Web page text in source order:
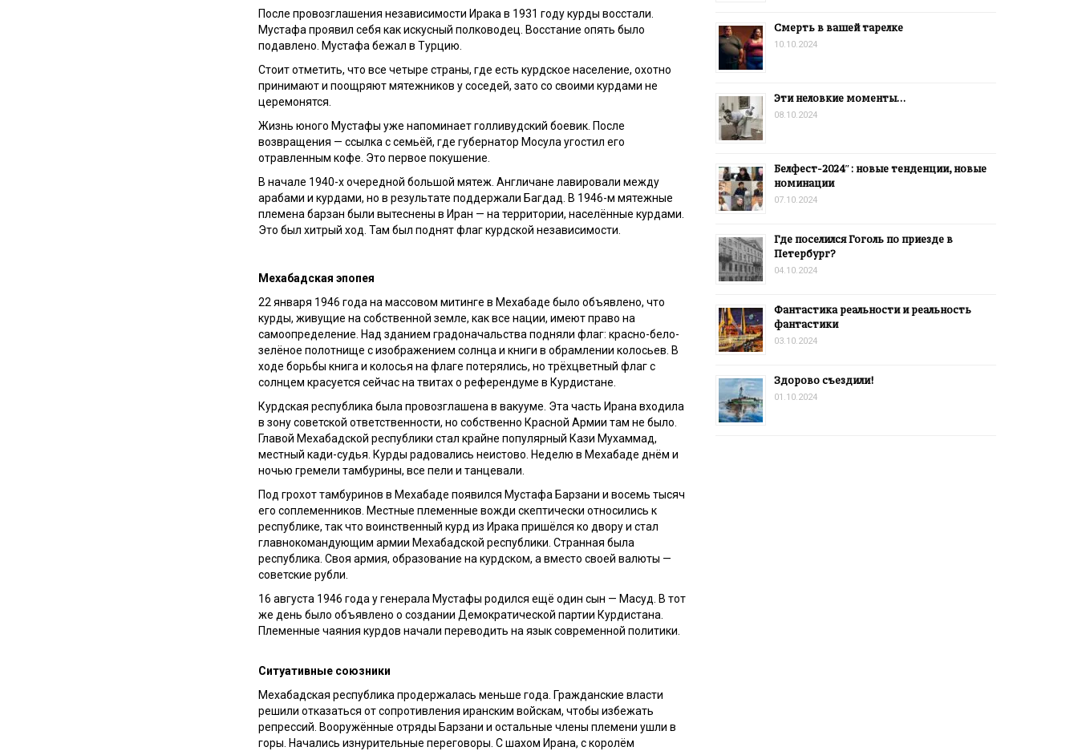
После провозглашения независимости Ирака в 1931 году курды восстали.
Мустафа проявил себя как искусный полководец. Восстание опять было
подавлено. Мустафа бежал в Турцию.
Стоит отметить, что все четыре страны, где есть курдское население, охотно
принимают и поощряют мятежников у соседей, зато со своими курдами не
церемонятся.
Жизнь юного Мустафы уже напоминает голливудский боевик. После
возвращения — ссылка с семьёй, где губернатор Мосула угостил его
отравленным кофе. Это первое покушение.
В начале 1940-х очередной большой мятеж. Англичане лавировали между
арабами и курдами, но в результате поддержали Багдад. В 1946-м мятежные
племена барзан были вытеснены в Иран — на территории, населённые курдами.
Это был хитрый ход. Там был поднят флаг курдской независимости.
Мехабадская эпопея
22 января 1946 года на массовом митинге в Мехабаде было объявлено, что
курды, живущие на собственной земле, как все нации, имеют право на
самоопределение. Над зданием градоначальства подняли флаг: красно-бело-
зелёное полотнище с изображением солнца и книги в обрамлении колосьев. В
ходе борьбы книга и колосья на флаге потерялись, но трёхцветный флаг с
солнцем красуется сейчас на твитах о референдуме в Курдистане.
Курдская республика была провозглашена в вакууме. Эта часть Ирана входила
в зону советской ответственности, но собственно Красной Армии там не было.
Главой Мехабадской республики стал крайне популярный Кази Мухаммад,
местный кади-судья. Курды радовались неистово. Неделю в Мехабаде днём и
ночью гремели тамбурины, все пели и танцевали.
Под грохот тамбуринов в Мехабаде появился Мустафа Барзани и восемь тысяч
его соплеменников. Местные племенные вожди скептически относились к
республике, так что воинственный курд из Ирака пришёлся ко двору и стал
главнокомандующим армии Мехабадской республики. Странная была
республика. Своя армия, образование на курдском, а вместо своей валюты —
советские рубли.
16 августа 1946 года у генерала Мустафы родился ещё один сын — Масуд. В тот
же день было объявлено о создании Демократической партии Курдистана.
Племенные чаяния курдов начали переводить на язык современной политики.
Ситуативные союзники
Мехабадская республика продержалась меньше года. Гражданские власти
решили отказаться от сопротивления иранским войскам, чтобы избежать
репрессий. Вооружённые отряды Барзани и остальные члены племени ушли в
горы. Начались изнурительные переговоры. С шахом Ирана, с королём
Смерть в вашей тарелке
10.10.2024
Эти неловкие моменты…
08.10.2024
Белфест-2024″: новые тенденции, новые
номинации
07.10.2024
Где поселился Гоголь по приезде в
Петербург?
04.10.2024
Фантастика реальности и реальность
фантастики
03.10.2024
Здорово съездили!
01.10.2024